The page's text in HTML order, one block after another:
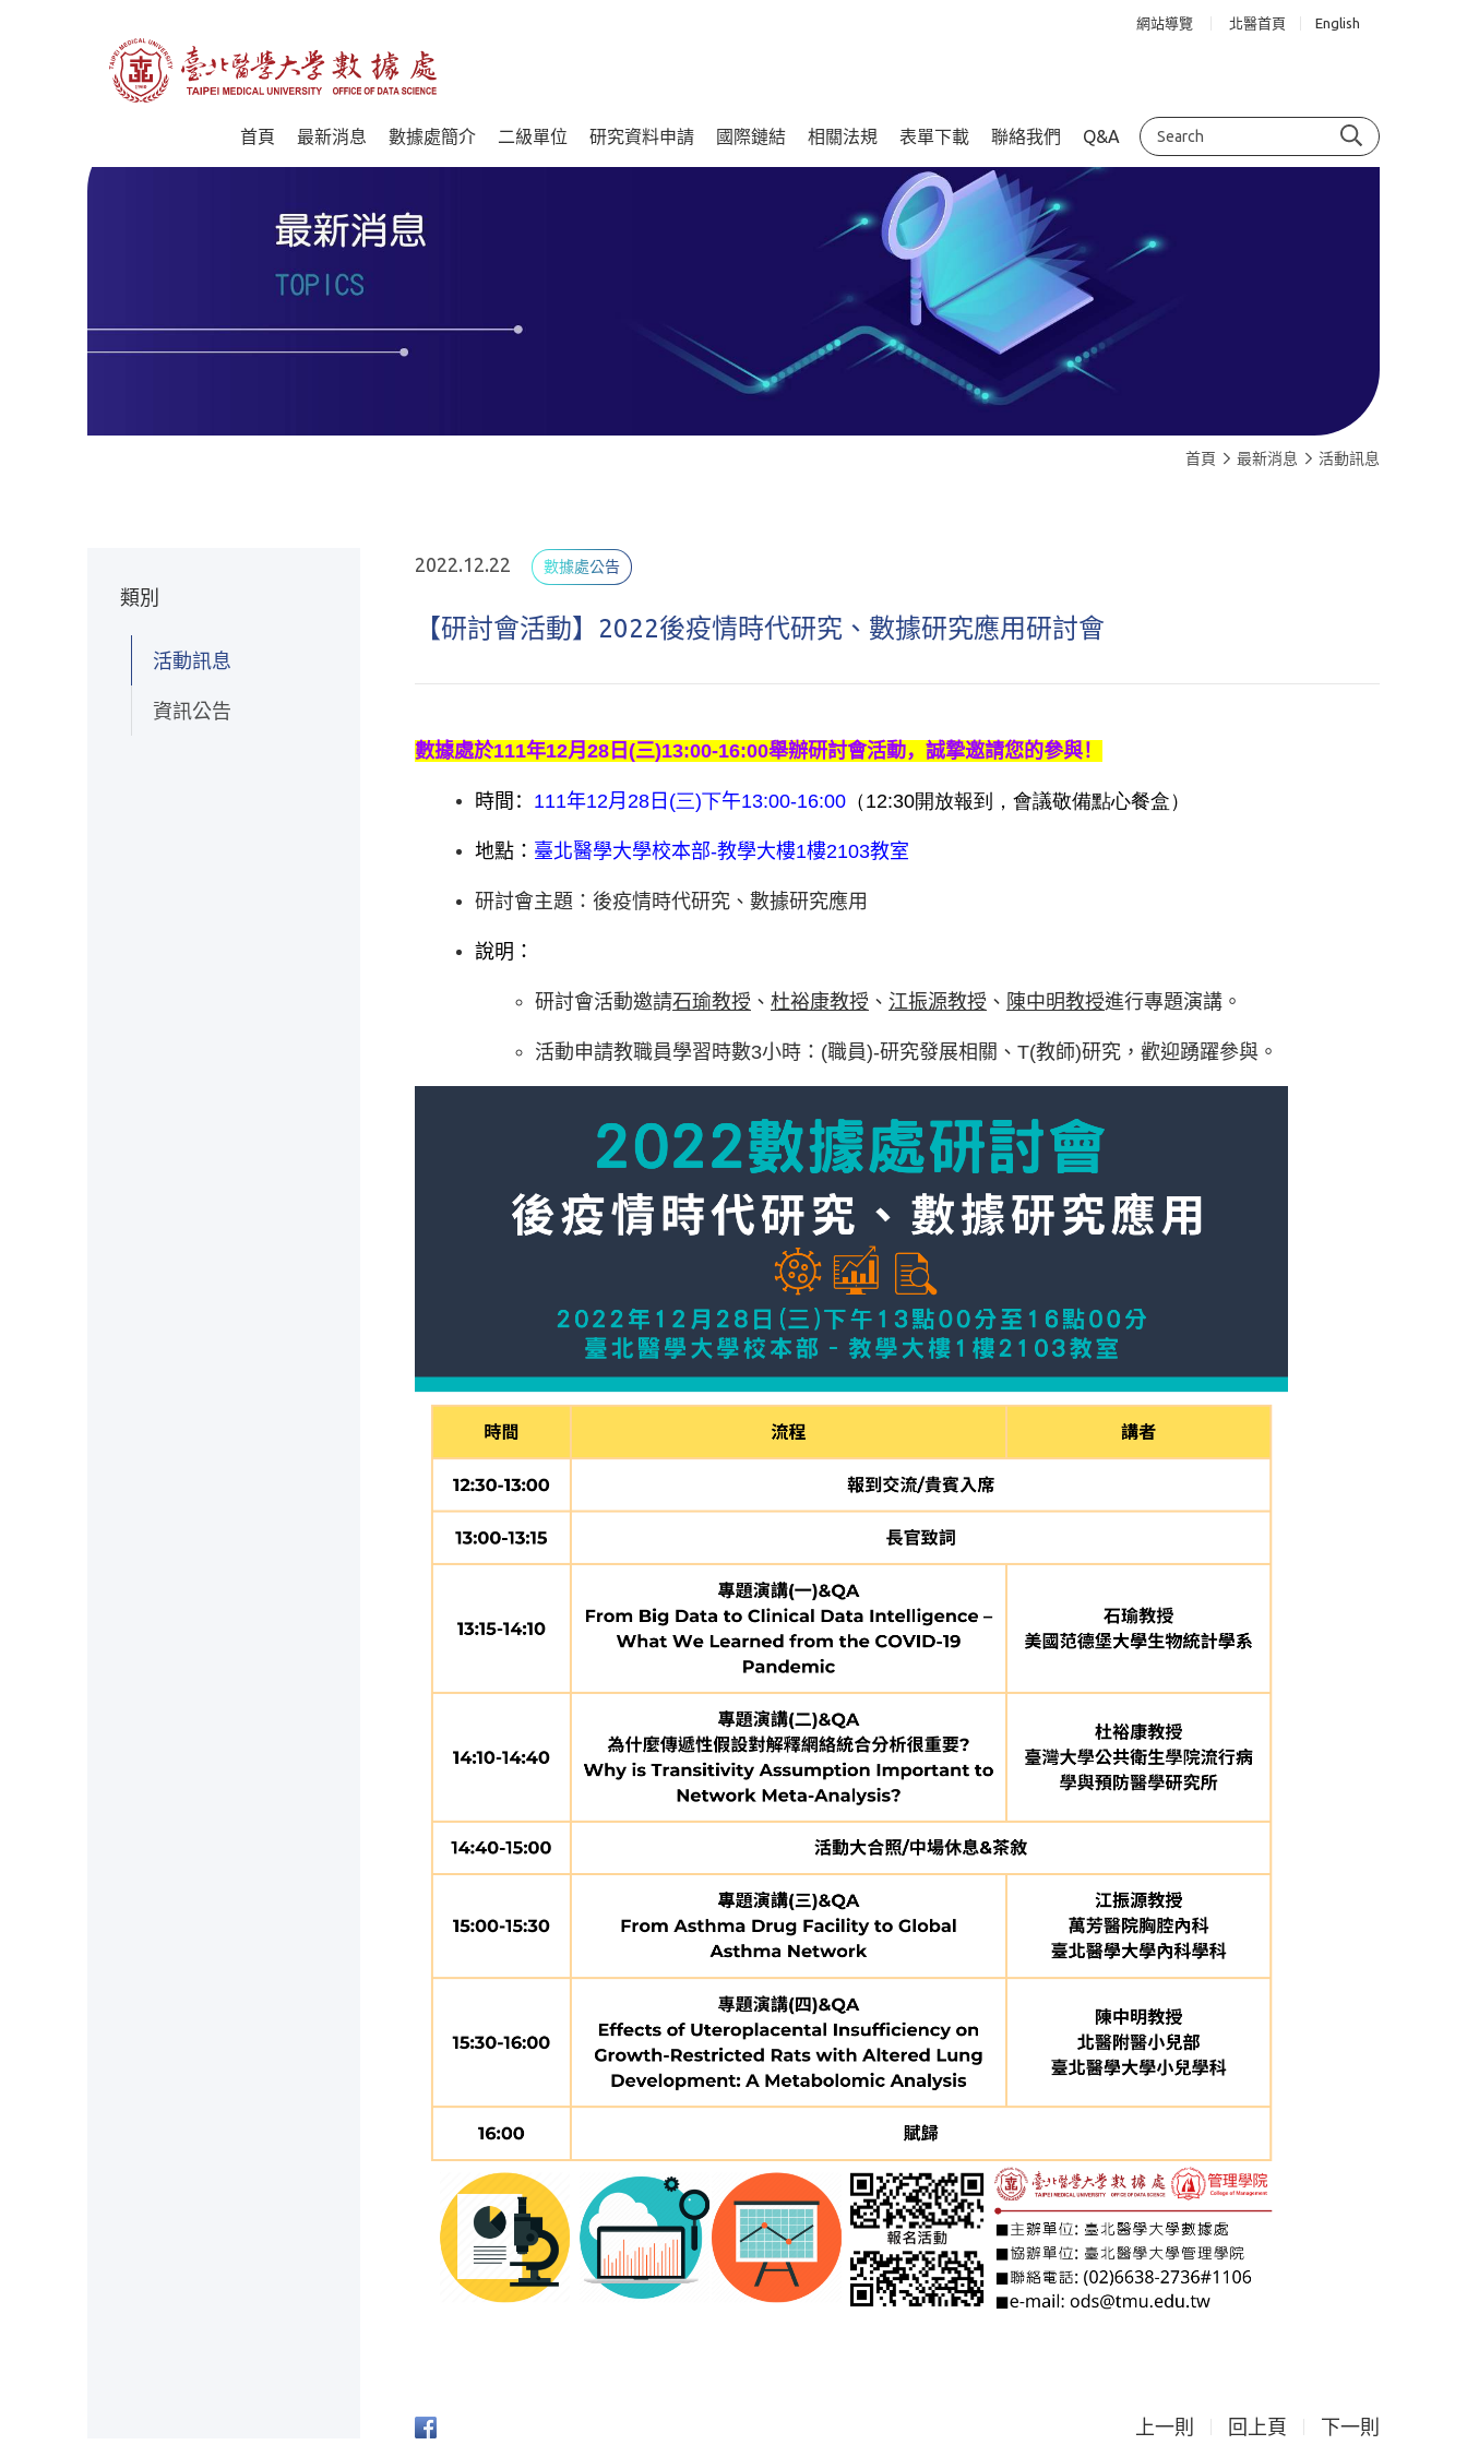
網站導覽 北醫首頁 English
首頁 最新消息 數據處簡介 二級單位 研究資料申請 國際鏈結 相關法規 表單下載 聯絡我們 Q&A
首頁 最新消息 活動訊息
類別
活動訊息
資訊公告
2022.12.22 數據處公告
【研討會活動】2022後疫情時代研究、數據研究應用研討會
數據處於111年12月28 日(三)13:00-16:00舉辦研討會活動，誠摯邀請您的參與！
時間： 111年12月28 日 (三)下午13:00-16:00 （ 12:30開放報到，會議敬備點心餐盒）
地點： 臺北醫學大學校本部-教學大樓1樓2103教室
研討會主題：後疫情時代研究、數據研究應用
說明：
研討會活動邀請石瑜教授 、 杜裕康教授 、 江振源教授 、 陳中明教授進行專題演講。
活動申請教職員學習時數3小時：(職員)-研究發展相關、T(教師)研究，歡迎踴躍參與。
上一則 回上頁 下一則